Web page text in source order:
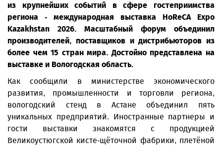
из крупнейших событий в сфере гостеприимства
региона - международная выставка HoReCA Expo
Kazakhstan 2026. Масштабный форум объединил
производителей, поставщиков и дистрибьюторов из
более чем 15 стран мира. Достойно представлена на
выставке и Вологодская область.
Как сообщили в министерстве экономического
развития, промышленности и торговли региона,
вологодский стенд в Астане объединил пять
уникальных предприятий. Иностранные партнеры и
гости выставки знакомятся с продукцией
Великоустюгской кисте-щёточной фабрики, плетёной